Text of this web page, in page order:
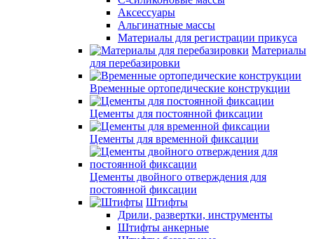
Аксессуары
Альгинатные массы
Материалы для регистрации прикуса
Материалы
для перебазировки
Временные ортопедические конструкции
Цементы для постоянной фиксации
Цементы для временной фиксации
Цементы двойного отверждения для
постоянной фиксации
Штифты
Дрили, развертки, инструменты
Штифты анкерные